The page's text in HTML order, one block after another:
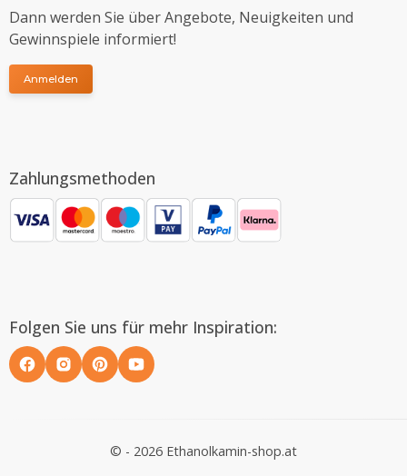
Dann werden Sie über Angebote, Neuigkeiten und
Gewinnspiele informiert!
Anmelden
Zahlungsmethoden
Folgen Sie uns für mehr Inspiration:
© - 2026 Ethanolkamin-shop.at